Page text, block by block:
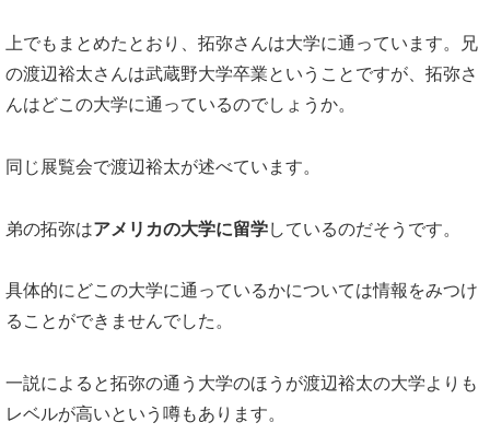
上でもまとめたとおり、拓弥さんは大学に通っています。兄
の渡辺裕太さんは武蔵野大学卒業ということですが、拓弥さ
んはどこの大学に通っているのでしょうか。
同じ展覧会で渡辺裕太が述べています。
弟の拓弥はアメリカの大学に留学しているのだそうです。
具体的にどこの大学に通っているかについては情報をみつけ
ることができませんでした。
一説によると拓弥の通う大学のほうが渡辺裕太の大学よりも
レベルが高いという噂もあります。